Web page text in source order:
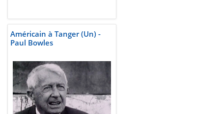
Américain à Tanger (Un) -
Paul Bowles